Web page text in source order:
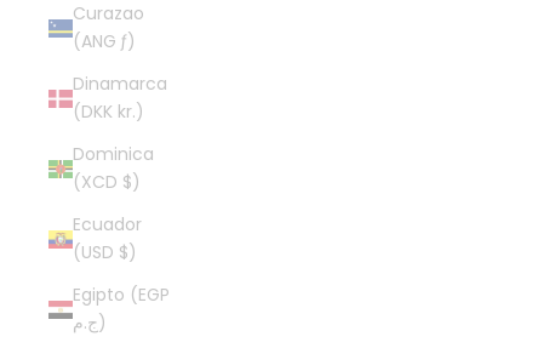
Curazao
(ANG ƒ)
Dinamarca
(DKK kr.)
Dominica
(XCD $)
Ecuador
(USD $)
Egipto (EGP
ج.م)